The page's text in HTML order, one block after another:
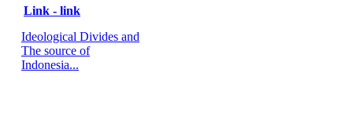
Link - link
Ideological Divides and
The source of
Indonesia...